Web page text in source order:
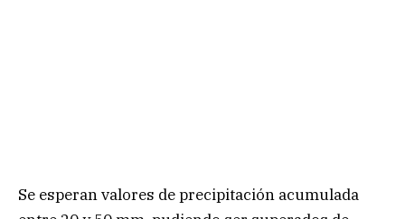
Se esperan valores de precipitación acumulada